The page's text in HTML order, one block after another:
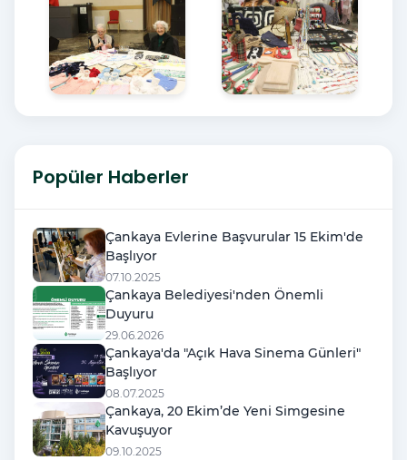
Popüler Haberler
Çankaya Evlerine Başvurular 15 Ekim'de
Başlıyor
07.10.2025
Çankaya Belediyesi'nden Önemli
Duyuru
29.06.2026
Çankaya'da "Açık Hava Sinema Günleri"
Başlıyor
08.07.2025
Çankaya, 20 Ekim’de Yeni Simgesine
Kavuşuyor
09.10.2025